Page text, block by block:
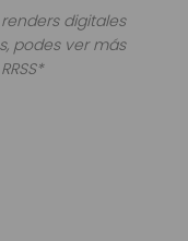
digitales
podes ver más